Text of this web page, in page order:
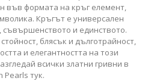
във формата на кръг елемент,
Кръгът е универсален
съвършенството и единството.
блясък и дълготрайност,
и елегантността на този
всички златни гривни в
Pearls тук.